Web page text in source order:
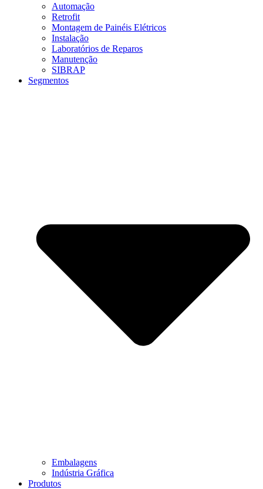
Automação
Retrofit
Montagem de Painéis Elétricos
Instalação
Laboratórios de Reparos
Manutenção
SIBRAP
Segmentos
Embalagens
Indústria Gráfica
Produtos